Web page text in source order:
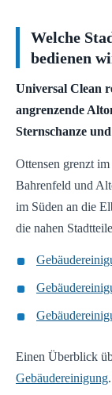
Welche
bedienen
Universal Clean
angrenzende
Sternschanze
Ottensen grenzt
Bahrenfeld und
im Süden an die
die nahen
Einen Überblick
Gebäudereinigung